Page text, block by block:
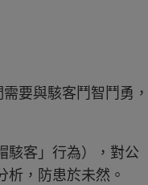
要與駭客鬥智鬥勇，
駭客」行為），對公
，防患於未然。